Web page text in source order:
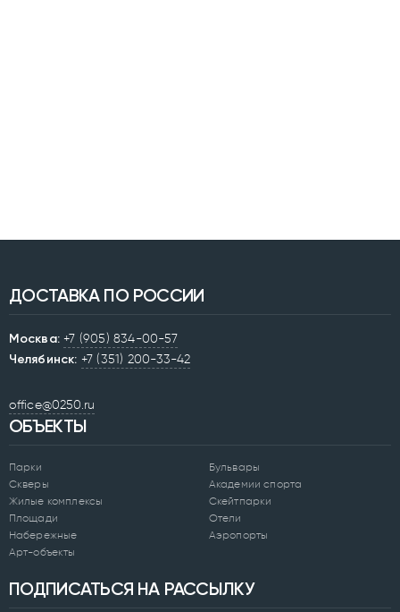
ДОСТАВКА ПО РОССИИ
Москва: +7 (905) 834-00-57
Челябинск: +7 (351) 200-33-42
office@0250.ru
ОБЪЕКТЫ
Парки
Скверы
Жилые комплексы
Площади
Набережные
Арт-объекты
Бульвары
Академии спорта
Скейтпарки
Отели
Аэропорты
ПОДПИСАТЬСЯ НА РАССЫЛКУ